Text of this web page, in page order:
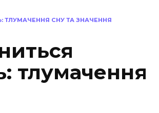
СНУ ТА ЗНАЧЕННЯ
тлумачення